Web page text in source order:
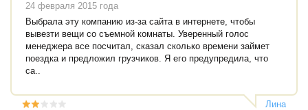
24 февраля 2015 года
Выбрала эту компанию из-за сайта в интернете, чтобы
вывезти вещи со съемной комнаты. Уверенный голос
менеджера все посчитал, сказал сколько времени займет
поездка и предложил грузчиков. Я его предупредила, что
са..
Лина